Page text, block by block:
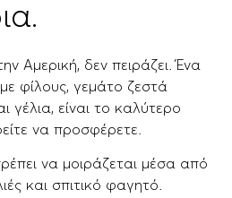
Αμερική, δεν πειράζει. Ένα
φίλους, γεμάτο ζεστά
είναι το καλύτερο
να προσφέρετε.
να μοιράζεται μέσα από
και σπιτικό φαγητό.